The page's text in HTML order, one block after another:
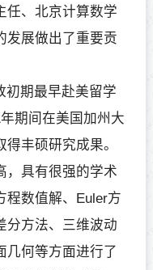
任、北京计算数学
发展做出了重要贡
初期最早赴美留学
期间在美国加州大
丰硕研究成果。
，具有很强的学术
程数值解、Euler方
分方法、三维波动
几何等方面进行了